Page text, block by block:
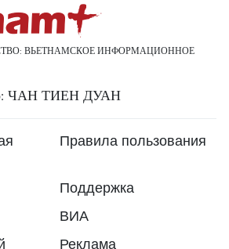
ВЬЕТНАМСКОЕ ИНФОРМАЦИОННОЕ
ЧАН ТИЕН ДУАН
Правила пользования
Поддержка
ВИА
Реклама